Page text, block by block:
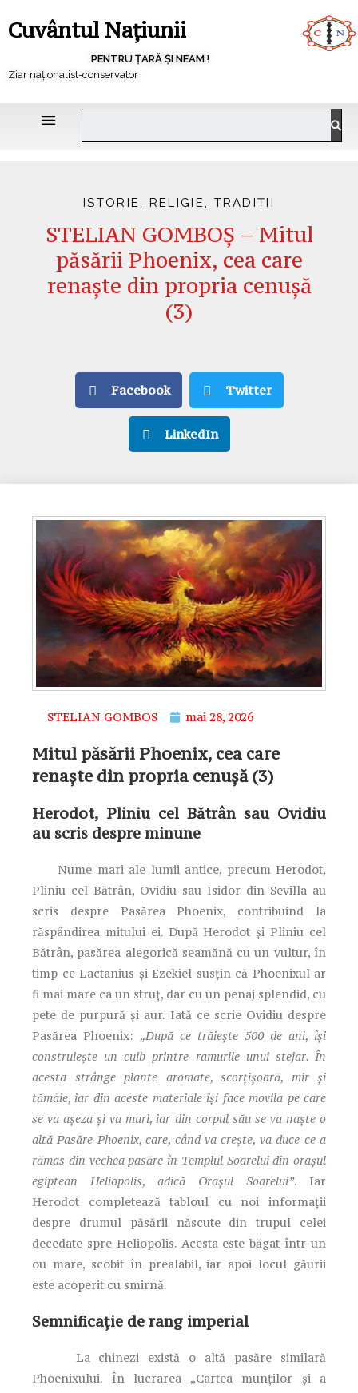
Cuvântul Națiunii
PENTRU ȚARĂ ȘI NEAM !
Ziar naționalist-conservator
ISTORIE, RELIGIE, TRADIȚII
STELIAN GOMBOȘ – Mitul
păsării Phoenix, cea care
renaște din propria cenușă
(3)
Facebook Twitter
LinkedIn
STELIAN GOMBOS mai 28, 2026
Mitul păsării Phoenix, cea care
renaște din propria cenușă (3)
Herodot, Pliniu cel Bătrân sau Ovidiu
au scris despre minune
Nume mari ale lumii antice, precum Herodot,
Pliniu cel Bătrân, Ovidiu sau Isidor din Sevilla au
scris despre Pasărea Phoenix, contribuind la
răspândirea mitului ei. După Herodot şi Pliniu cel
Bătrân, pasărea alegorică seamănă cu un vultur, în
timp ce Lactanius şi Ezekiel susţin că Phoenixul ar
fi mai mare ca un struţ, dar cu un penaj splendid, cu
pete de purpură şi aur. Iată ce scrie Ovidiu despre
Pasărea Phoenix: „După ce trăieşte 500 de ani, îşi
construieşte un cuib printre ramurile unui stejar. În
acesta strânge plante aromate, scorţişoară, mir şi
tămâie, iar din aceste materiale îşi face movila pe care
se va aşeza şi va muri, iar din corpul său se va naşte o
altă Pasăre Phoenix, care, când va creşte, va duce ce a
rămas din vechea pasăre în Templul Soarelui din oraşul
egiptean Heliopolis, adică Oraşul Soarelui”. Iar
Herodot completează tabloul cu noi informaţii
despre drumul păsării născute din trupul celei
decedate spre Heliopolis. Acesta este băgat într-un
ou mare, scobit în prealabil, iar apoi locul găurii
este acoperit cu smirnă.
Semnificaţie de rang imperial
La chinezi există o altă pasăre similară
Phoenixului. În lucrarea „Cartea munţilor şi a